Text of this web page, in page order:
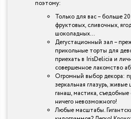
поэтому:
Только для вас – больше
фруктовых, сливочных,
шоколадных…
Дегустационный зал –
прикольные торты для
приехать в IrisDelicia и
совершенное лакомство
Огромный выбор декора:
зеркальная глазурь,
ганаш, мастика,
ничего невозможного!
Любые масштабы.